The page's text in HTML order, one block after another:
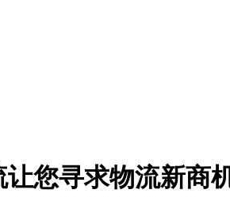
让您寻求物流新商